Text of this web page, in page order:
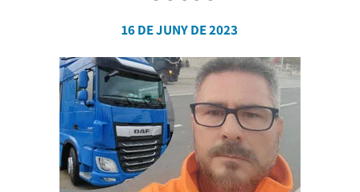
16 DE JUNY DE 2023